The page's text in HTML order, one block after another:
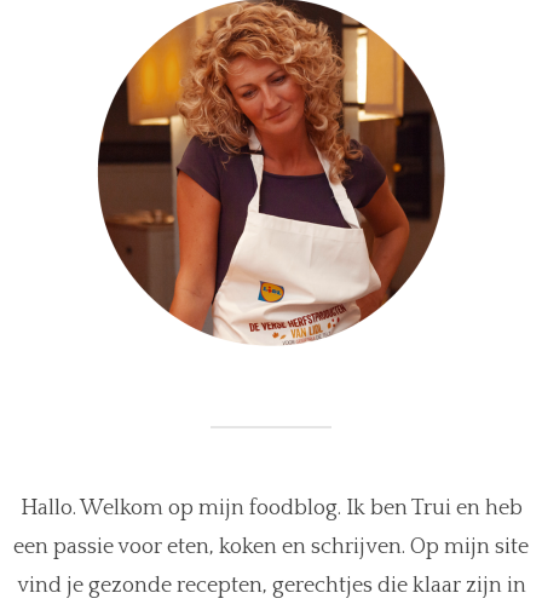
Hallo. Welkom op mijn foodblog. Ik ben Trui en heb
een passie voor eten, koken en schrijven. Op mijn site
vind je gezonde recepten, gerechtjes die klaar zijn in